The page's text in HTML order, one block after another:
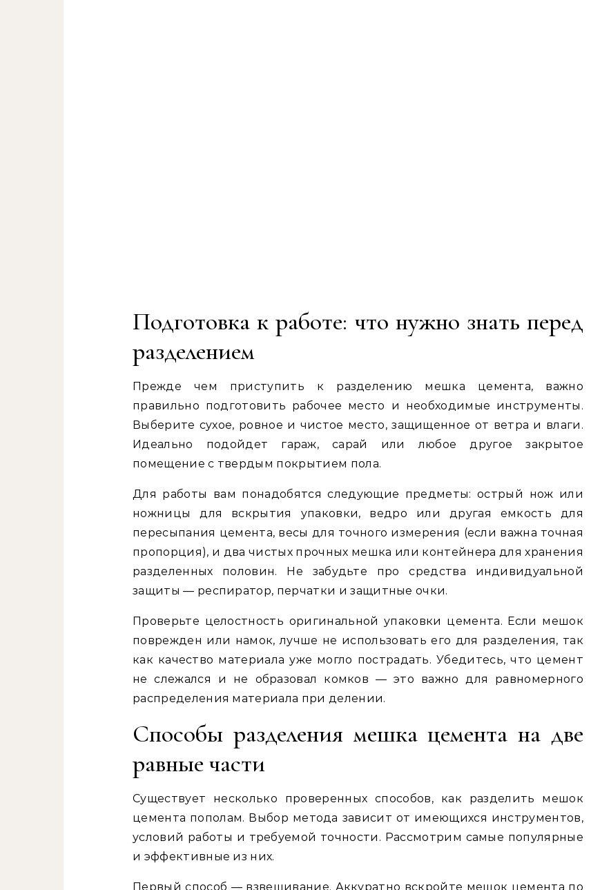
Подготовка к работе: что нужно знать перед
разделением
Прежде чем приступить к разделению мешка цемента, важно
правильно подготовить рабочее место и необходимые инструменты.
Выберите сухое, ровное и чистое место, защищенное от ветра и влаги.
Идеально подойдет гараж, сарай или любое другое закрытое
помещение с твердым покрытием пола.
Для работы вам понадобятся следующие предметы: острый нож или
ножницы для вскрытия упаковки, ведро или другая емкость для
пересыпания цемента, весы для точного измерения (если важна точная
пропорция), и два чистых прочных мешка или контейнера для хранения
разделенных половин. Не забудьте про средства индивидуальной
защиты — респиратор, перчатки и защитные очки.
Проверьте целостность оригинальной упаковки цемента. Если мешок
поврежден или намок, лучше не использовать его для разделения, так
как качество материала уже могло пострадать. Убедитесь, что цемент
не слежался и не образовал комков — это важно для равномерного
распределения материала при делении.
Способы разделения мешка цемента на две
равные части
Существует несколько проверенных способов, как разделить мешок
цемента пополам. Выбор метода зависит от имеющихся инструментов,
условий работы и требуемой точности. Рассмотрим самые популярные
и эффективные из них.
Первый способ — взвешивание. Аккуратно вскройте мешок цемента по